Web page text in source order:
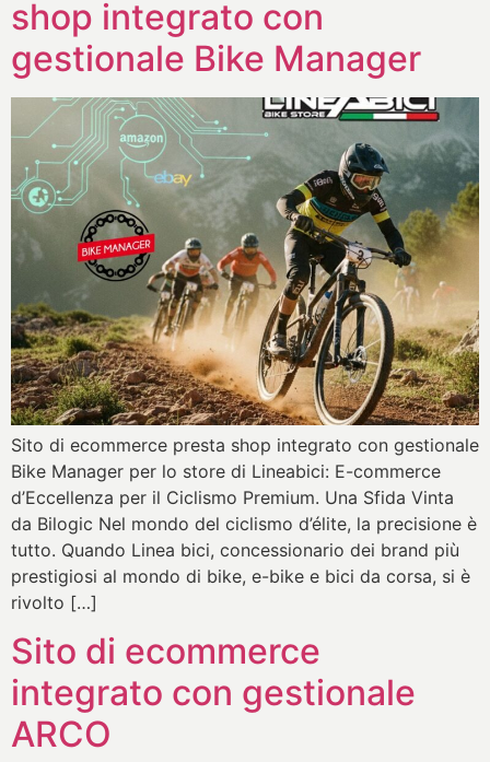
shop integrato con
gestionale Bike Manager
Sito di ecommerce presta shop integrato con gestionale
Bike Manager per lo store di Lineabici: E-commerce
d’Eccellenza per il Ciclismo Premium. Una Sfida Vinta
da Bilogic Nel mondo del ciclismo d’élite, la precisione è
tutto. Quando Linea bici, concessionario dei brand più
prestigiosi al mondo di bike, e-bike e bici da corsa, si è
rivolto […]
Sito di ecommerce
integrato con gestionale
ARCO